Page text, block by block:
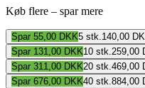
Køb flere – spar mere
Spar 55,00 DKK5 stk.140,00
Spar 131,00 DKK10 stk.259,00
Spar 311,00 DKK20 stk.469,00
Spar 676,00 DKK40 stk.884,00